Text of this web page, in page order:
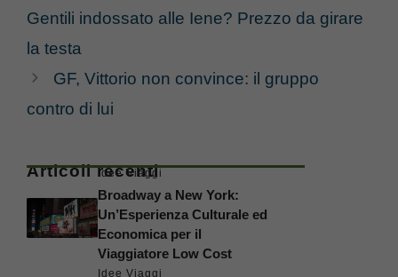
Gentili indossato alle Iene? Prezzo da girare
la testa
GF, Vittorio non convince: il gruppo
contro di lui
Articoli recenti
Idee Viaggi
Broadway a New York:
Un’Esperienza Culturale ed
Economica per il
Viaggiatore Low Cost
Idee Viaggi